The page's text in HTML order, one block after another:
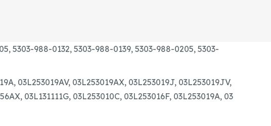
GYÁRI
mennyiség
5303-988-0132, 5303-988-0139, 5303-988-0205, 5303-
03L253019AV, 03L253019AX, 03L253019J, 03L253019JV,
03L131111G, 03L253010C, 03L253016F, 03L253019A, 03